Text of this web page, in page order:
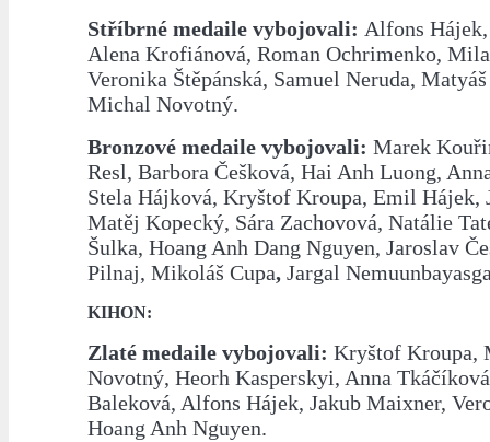
Stříbrné medaile vybojovali: Alfons
Alena Krofiánová, Roman Ochrimenko,
Veronika Štěpánská, Samuel Neruda,
Michal Novotný.
Bronzové medaile vybojovali: Marek
Resl, Barbora Češková, Hai Anh Luong,
Stela Hájková, Kryštof Kroupa, Emil Hájek,
Matěj Kopecký, Sára Zachovová, Natálie
Šulka, Hoang Anh Dang Nguyen, Jaroslav
Pilnaj, Mikoláš Cupa, Jargal
KIHON:
Zlaté medaile vybojovali: Kryštof Kroupa,
Novotný, Heorh Kasperskyi, Anna
Baleková, Alfons Hájek, Jakub Maixner,
Hoang Anh Nguyen.